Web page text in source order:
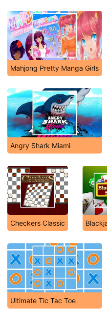
Mahjong Pretty Manga Girls
Angry Shark Miami
Checkers Classic
Ultimate Tic Tac Toe